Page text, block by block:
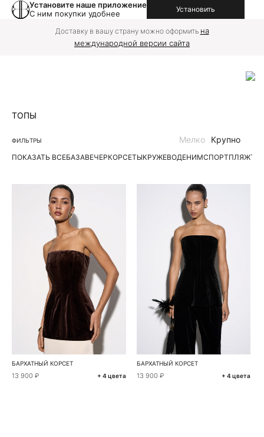
Установите наше приложение
С ним покупки удобнее
Установить
Доставку в вашу страну можно оформить на
международной версии сайта
ТОПЫ
ФИЛЬТРЫ
ПОКАЗАТЬ ВСЕБАЗАВЕЧЕРКОРСЕТЫКРУЖЕВОДЕНИМСПОРТПЛЯЖ
Мелко Крупно
БАРХАТНЫЙ КОРСЕТ
13 900 ₽ + 4 цвета
БАРХАТНЫЙ КОРСЕТ
13 900 ₽ + 4 цвета